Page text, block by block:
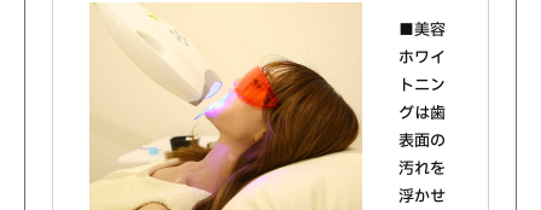
■美容
ホワイ
トニン
グは歯
表面の
汚れを
浮かせ